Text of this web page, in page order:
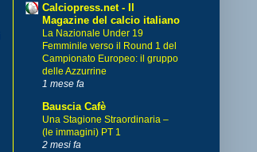
Calciopress.net - Il
Magazine del calcio italiano
La Nazionale Under 19
Femminile verso il Round 1 del
Campionato Europeo: il gruppo
delle Azzurrine
1 mese fa
Bauscia Cafè
Una Stagione Straordinaria –
(le immagini) PT 1
2 mesi fa